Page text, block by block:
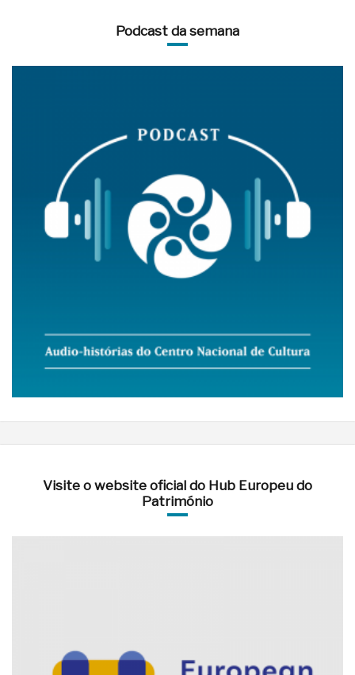
Podcast da semana
Visite o website oficial do Hub Europeu do
Património